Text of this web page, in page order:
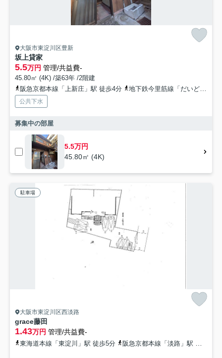
大阪市東淀川区豊新
坂上貸家
5.5万円 管理/共益費-
45.80㎡ (4K) /築63年 /2階建
阪急京都本線「上新庄」駅 徒歩4分
地下鉄今里筋線「だいどう豊里」駅 徒歩13分
公共下水
募集中の部屋
5.5万円
45.80㎡ (4K)
駐車場
大阪市東淀川区西淡路
grace藤田
1.43万円 管理/共益費-
東海道本線「東淀川」駅 徒歩5分 阪急京都本線「淡路」駅 徒歩12分